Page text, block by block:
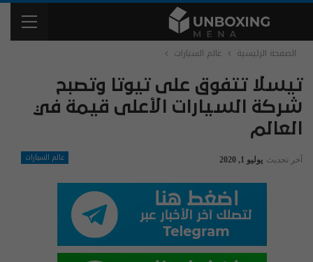
الصفحة الرئيسية عالم السيارات
تيسلا تتفوق على تيوتا وتصبح
شركة السيارات الأعلى قيمة في
العالم
عالم السيارات آخر تحديث يوليو 1, 2020